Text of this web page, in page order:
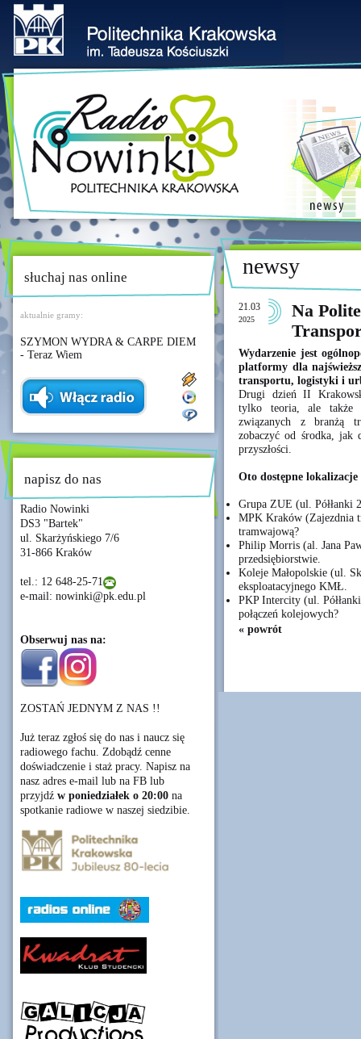
słuchaj nas online
aktualnie gramy:
SZYMON WYDRA & CARPE DIEM
- Teraz Wiem
napisz do nas
Radio Nowinki
DS3 "Bartek"
ul. Skarżyńskiego 7/6
31-866 Kraków
tel.: 12 648-25-71
e-mail: nowinki@pk.edu.pl
Obserwuj nas na:
ZOSTAŃ JEDNYM Z NAS !!
Już teraz zgłoś się do nas i naucz się
radiowego fachu. Zdobądź cenne
doświadczenie i staż pracy. Napisz na
nasz adres e-mail lub na FB lub
przyjdź w poniedziałek o 20:00 na
spotkanie radiowe w naszej siedzibie.
newsy
21.03
2025
Na
Wydarzenie jest
platformy dla
transportu, logistyki i
Drugi dzień II
tylko teoria, ale także
związanych z branżą
zobaczyć od środka, jak
przyszłości.
Oto dostępne
Grupa ZUE (ul.
MPK Kraków (Zajezdnia
tramwajową?
Philip Morris (al. Jana
przedsiębiorstwie.
Koleje Małopolskie (ul.
eksploatacyjnego KMŁ.
PKP Intercity (ul.
połączeń kolejowych?
« powrót